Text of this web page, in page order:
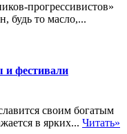
прогрессивистов»
будь то масло,...
фестивали
своим богатым
в ярких... Читать»